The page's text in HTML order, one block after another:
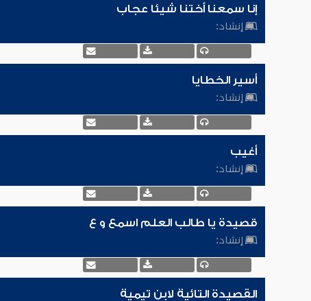
إنا سمعنا أختنا شيئا عجاب
إنشاد:
أسير الخطايا
إنشاد:
أغيب
إنشاد:
قصيدة يا طالب العلم اسمع و ع
إنشاد:
القصيدة التائية لابن تيمية